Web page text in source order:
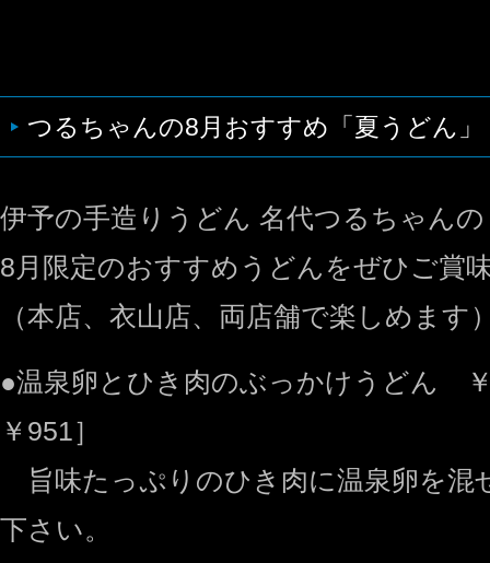
つるちゃんの8月おすすめ「夏うどん」
伊予の手造りうどん 名代つるちゃん
8月限定のおすすめうどんをぜひご賞
（本店、衣山店、両店舗で楽しめます
●温泉卵とひき肉のぶっかけうどん
￥951］
旨味たっぷりのひき肉に温泉卵を混
下さい。